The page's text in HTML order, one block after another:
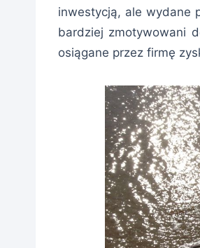
inwestycją, ale wydane
bardziej zmotywowani
osiągane przez firmę